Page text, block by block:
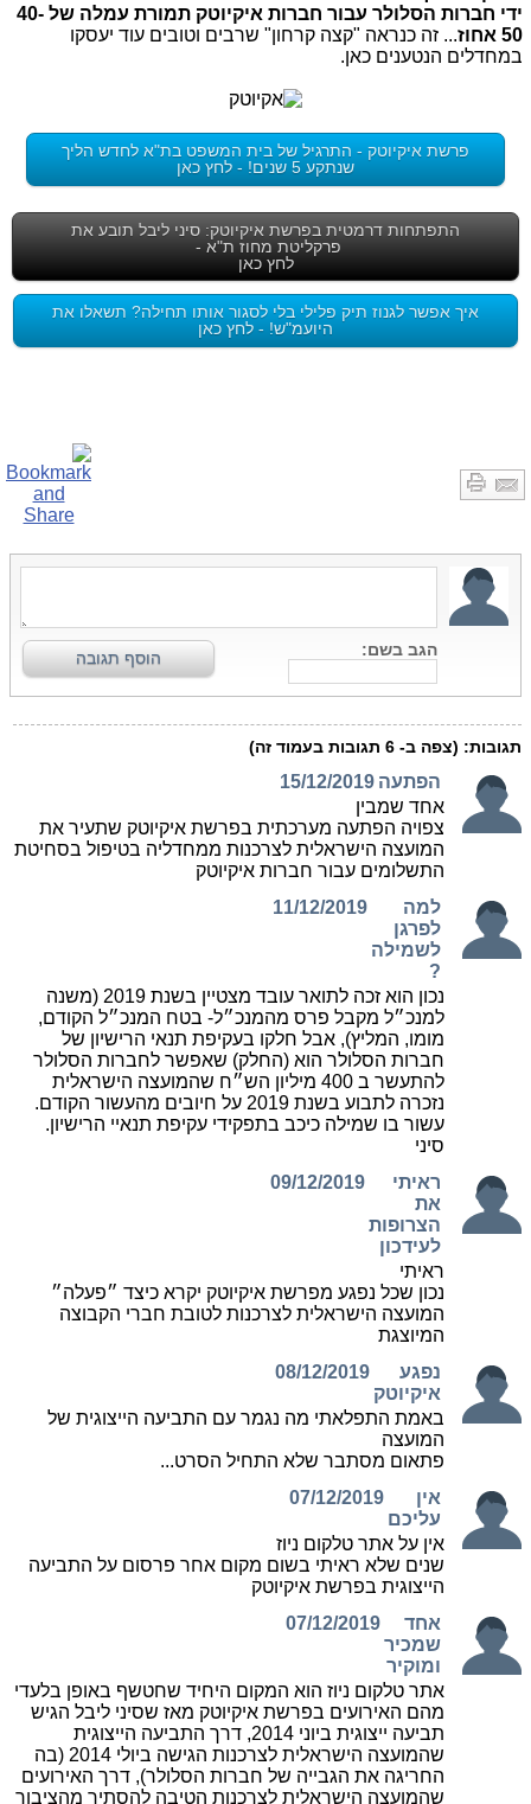
ידי חברות הסלולר עבור חברות איקיוטק תמורת עמלה של 40-
50 אחוז
... זה כנראה "קצה קרחון" שרבים וטובים עוד יעסקו
במחדלים הנטענים כאן.
פרשת איקיוטק - התרגיל של בית המשפט בת"א לחדש הליך
שנתקע 5 שנים! - לחץ כאן
התפתחות דרמטית בפרשת איקיוטק: סיני ליבל תובע את
פרקליטת מחוז ת"א -
לחץ כאן
איך אפשר לגנוז תיק פלילי בלי לסגור אותו תחילה? תשאלו את
היועמ"ש! - לחץ כאן